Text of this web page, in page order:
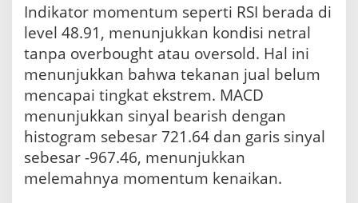
Indikator momentum seperti RSI berada di
level 48.91, menunjukkan kondisi netral
tanpa overbought atau oversold. Hal ini
menunjukkan bahwa tekanan jual belum
mencapai tingkat ekstrem. MACD
menunjukkan sinyal bearish dengan
histogram sebesar 721.64 dan garis sinyal
sebesar -967.46, menunjukkan
melemahnya momentum kenaikan.